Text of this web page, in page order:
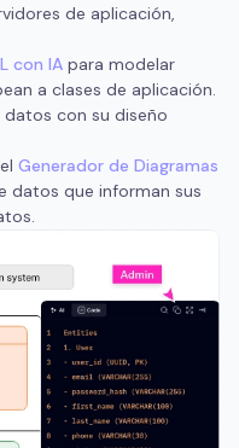
de aplicación,
con IA para modelar
a clases de aplicación.
con su diseño
Generador de Diagramas
datos que informan sus